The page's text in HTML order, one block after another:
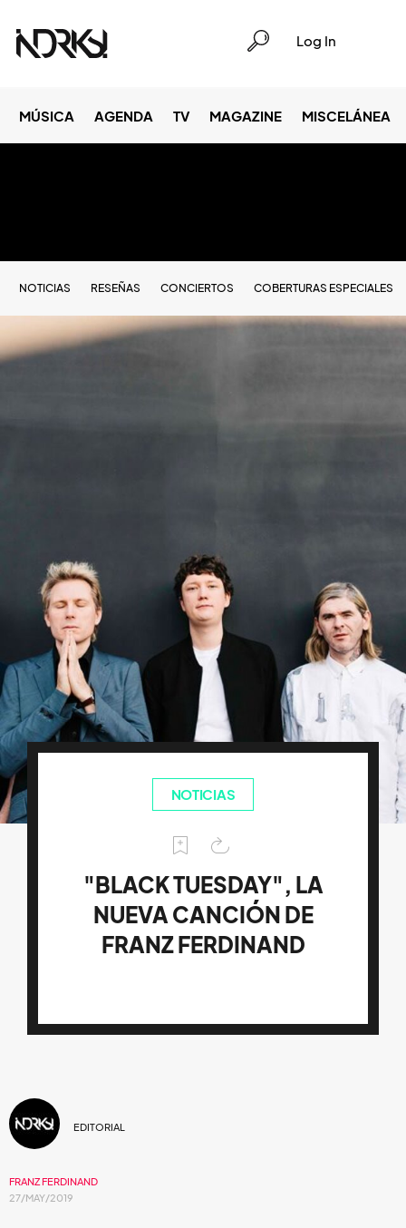
Log In
MÚSICA AGENDA TV MAGAZINE MISCELÁNEA
NOTICIAS RESEÑAS CONCIERTOS COBERTURAS ESPECIALES
NOTICIAS
"BLACK TUESDAY", LA
NUEVA CANCIÓN DE
FRANZ FERDINAND
EDITORIAL
FRANZ FERDINAND
27/MAY/2019